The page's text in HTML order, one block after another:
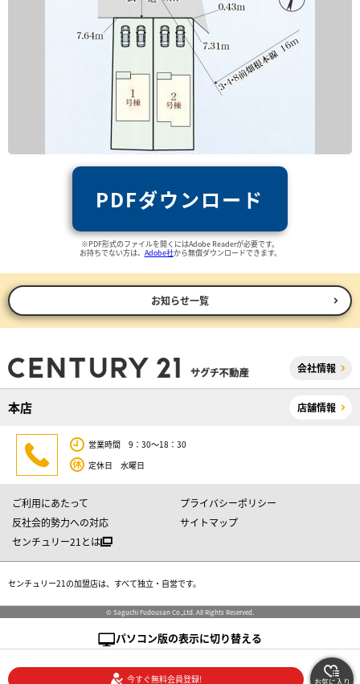
PDFダウンロード
※PDF形式のファイルを開くにはAdobe Readerが必要です。
お持ちでない方は、 Adobe社から無償ダウンロードできます。
お知らせ一覧
会社情報
本店 店舗情報
営業時間 9：30～18：30
定休日 水曜日
ご利用にあたって
プライバシーポリシー
反社会的勢力への対応
サイトマップ
センチュリー21とは
センチュリー21の加盟店は、すべて独立・自営です。
© Saguchi Fudousan Co.,Ltd. All Rights Reserved.
パソコン版の表示に切り替える
今すぐ無料会員登録!